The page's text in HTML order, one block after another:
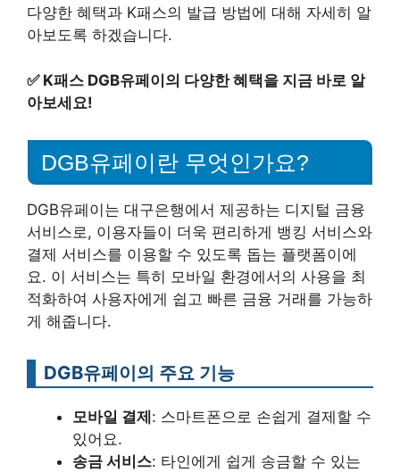
다양한 혜택과 K패스의 발급 방법에 대해 자세히 알
아보도록 하겠습니다.
✅ K패스 DGB유페이의 다양한 혜택을 지금 바로 알
아보세요!
DGB유페이란 무엇인가요?
DGB유페이는 대구은행에서 제공하는 디지털 금융
서비스로, 이용자들이 더욱 편리하게 뱅킹 서비스와
결제 서비스를 이용할 수 있도록 돕는 플랫폼이에
요. 이 서비스는 특히 모바일 환경에서의 사용을 최
적화하여 사용자에게 쉽고 빠른 금융 거래를 가능하
게 해줍니다.
DGB유페이의 주요 기능
모바일 결제 : 스마트폰으로 손쉽게 결제할 수
있어요.
송금 서비스: 타인에게 쉽게 송금할 수 있는